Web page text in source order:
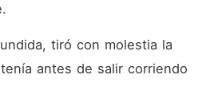
tiró con molestia la
antes de salir corriendo